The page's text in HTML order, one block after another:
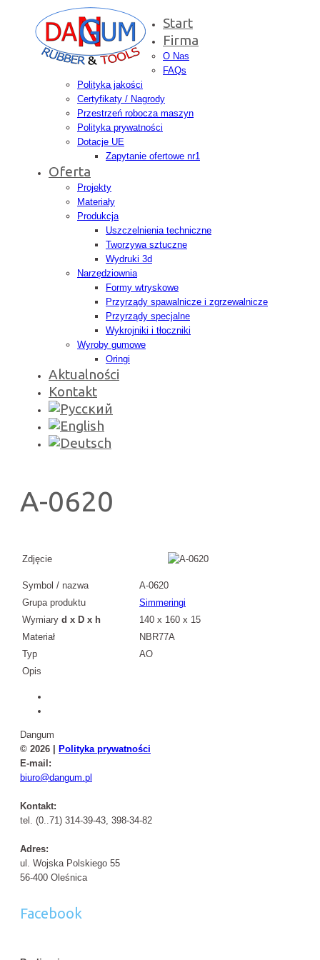
Start
Firma
O Nas
FAQs
Polityka jakości
Certyfikaty / Nagrody
Przestrzeń robocza maszyn
Polityka prywatności
Dotacje UE
Zapytanie ofertowe nr1
Oferta
Projekty
Materiały
Produkcja
Uszczelnienia techniczne
Tworzywa sztuczne
Wydruki 3d
Narzędziownia
Formy wtryskowe
Przyrządy spawalnicze i zgrzewalnicze
Przyrządy specjalne
Wykrojniki i tłoczniki
Wyroby gumowe
Oringi
Aktualności
Kontakt
A-0620
Zdjęcie
Symbol / nazwa
A-0620
Grupa produktu
Simmeringi
Wymiary d x D x h
140 x 160 x 15
Materiał
NBR77A
Typ
AO
Opis
Dangum
© 2026 |
Polityka prywatności
E-mail:
biuro@dangum.pl
Kontakt:
tel. (0..71) 314-39-43, 398-34-82
Adres:
ul. Wojska Polskiego 55
56-400 Oleśnica
Facebook